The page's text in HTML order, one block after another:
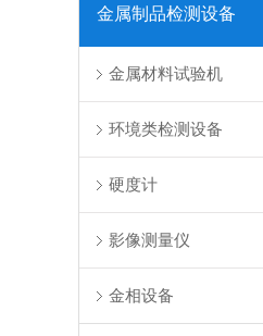
金属制品检测设备
金属材料试验机
环境类检测设备
硬度计
影像测量仪
金相设备